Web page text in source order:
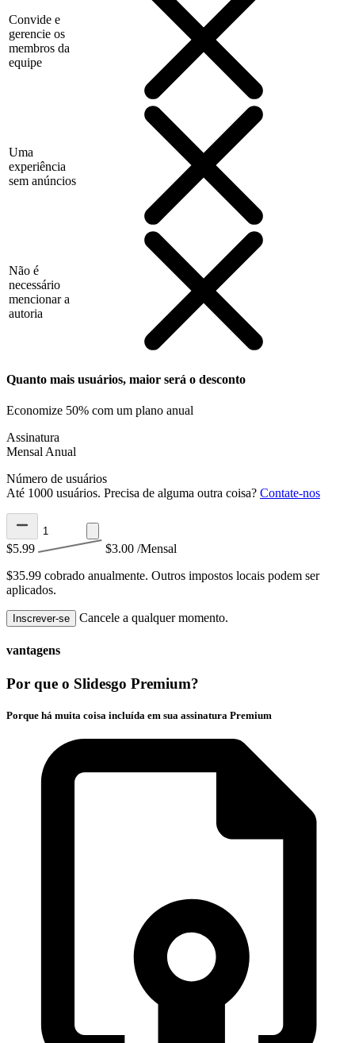
Convide e
gerencie os
membros da
equipe
Uma
experiência
sem anúncios
Não é
necessário
mencionar a
autoria
Quanto mais usuários, maior será o desconto
Economize 50% com um plano anual
Assinatura
Mensal Anual
Número de usuários
Até 1000 usuários. Precisa de alguma outra coisa? Contate-nos
$5.99 $3.00 /Mensal
$35.99 cobrado anualmente. Outros impostos locais podem ser
aplicados.
Inscrever-se Cancele a qualquer momento.
vantagens
Por que o Slidesgo Premium?
Porque há muita coisa incluída em sua assinatura Premium